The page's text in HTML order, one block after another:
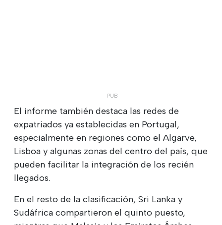
El informe también destaca las redes de
expatriados ya establecidas en Portugal,
especialmente en regiones como el Algarve,
Lisboa y algunas zonas del centro del país, que
pueden facilitar la integración de los recién
llegados.
En el resto de la clasificación, Sri Lanka y
Sudáfrica compartieron el quinto puesto,